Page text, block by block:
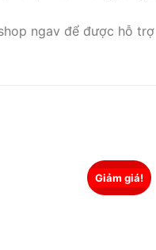
ngav để được hỗ
Giảm giá!